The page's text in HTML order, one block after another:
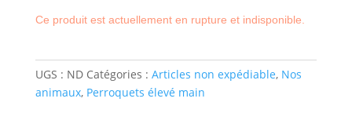
Ce produit est actuellement en rupture et indisponible.
UGS : ND Catégories : Articles non expédiable, Nos
animaux, Perroquets élevé main